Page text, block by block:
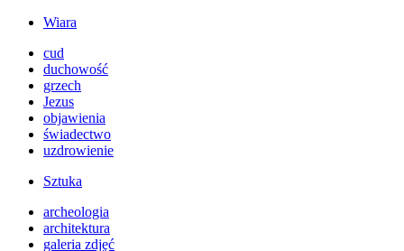
Wiara
cud
duchowość
grzech
Jezus
objawienia
świadectwo
uzdrowienie
Sztuka
archeologia
architektura
galeria zdjęć